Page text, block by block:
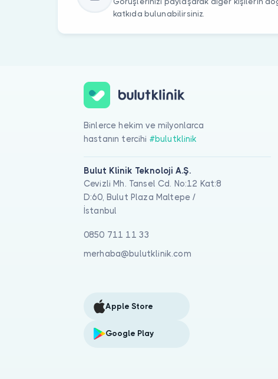
katkıda bulunabilirsiniz.
Binlerce hekim ve milyonlarca
hastanın tercihi #bulutklinik
Bulut Klinik Teknoloji A.Ş.
Cevizli Mh. Tansel Cd. No:12 Kat:8
D:60, Bulut Plaza Maltepe /
İstanbul
0850 711 11 33
merhaba@bulutklinik.com
Apple Store
Google Play